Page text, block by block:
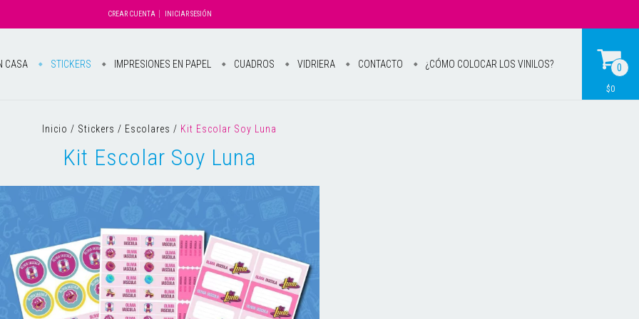
CREAR CUENTA INICIAR SESIÓN
CASA STICKERS IMPRESIONES EN PAPEL CUADROS VIDRIERA CONTACTO ¿CÓMO COLOCAR LOS VINILOS? 0
$0
Inicio / Stickers / Escolares / Kit Escolar Soy Luna
Kit Escolar Soy Luna